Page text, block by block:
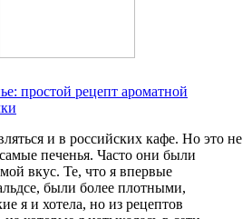
простой рецепт ароматной
и в российских кафе. Но это не
печенья. Часто они были
вкус. Те, что я впервые
были более плотными,
я и хотела, но из рецептов